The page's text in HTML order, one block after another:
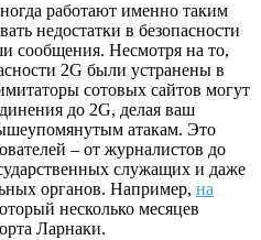
работают именно таким
недостатки в безопасности
сообщения. Несмотря на то,
2G были устранены в
сотовых сайтов могут
до 2G, делая ваш
атакам. Это
– от журналистов до
служащих и даже
органов. Например, на
несколько месяцев
Ларнаки.